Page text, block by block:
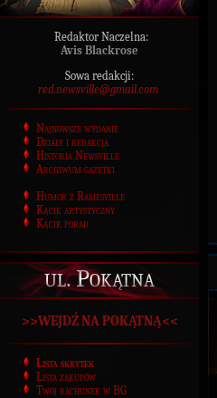
Redaktor Naczelna:
Avis Blackrose
Sowa redakcji:
red.newsville@gmail.com
Najnowsze wydanie
Działy i redakcja
Historia Newsville
Archiwum gazetki
Humor z Ramesville
Kącik artystyczny
Kącik porad
ul. Pokątna
>>WEJDŹ NA POKĄTNĄ<<
Lista skrytek
Lista zakupów
Twój rachunek w BG